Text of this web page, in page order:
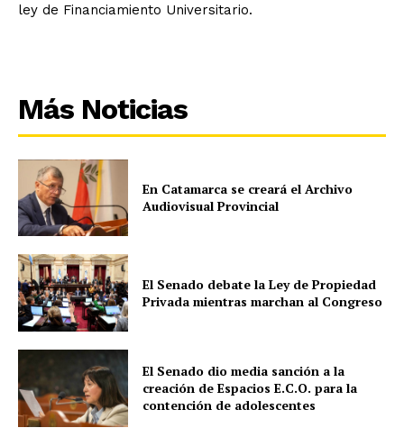
ley de Financiamiento Universitario.
Más Noticias
En Catamarca se creará el Archivo
Audiovisual Provincial
El Senado debate la Ley de Propiedad
Privada mientras marchan al Congreso
El Senado dio media sanción a la
creación de Espacios E.C.O. para la
contención de adolescentes